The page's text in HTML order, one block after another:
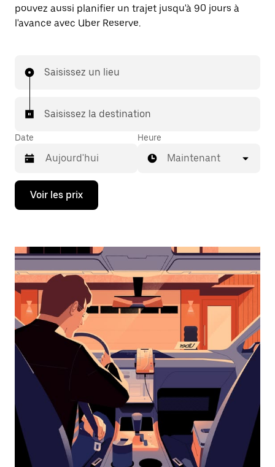
pouvez aussi planifier un trajet jusqu'à 90 jours à
l'avance avec Uber Reserve.
Saisissez un lieu
Saisissez la destination
Date
Appuyez
la
bas
ouvrir
le
calendrier
sélectionner
une
date.
Appuyez
sur
touche
pour
fermer
le
calendrier.
Heure
Maintenant
Voir les prix